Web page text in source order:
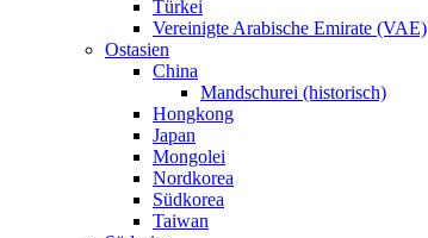
Türkei
Vereinigte Arabische Emirate (VAE)
Ostasien
China
Mandschurei (historisch)
Hongkong
Japan
Mongolei
Nordkorea
Südkorea
Taiwan